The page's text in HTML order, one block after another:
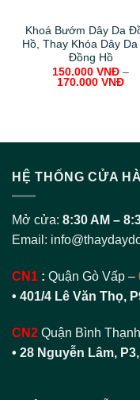
Khoá Bướm Dây Da
Hồ, Thay Khóa Dây Da
Đồng Hồ
150.000 VNĐ –
170.000 VNĐ
HỆ THỐNG CỬA
Mở cửa: 8:30 AM –
Email:
CN1 : Quận Gò Vấp –
• 401/4 Lê Văn Thọ,
CN2 Quận Bình Thạnh
• 28 Nguyễn Lâm,